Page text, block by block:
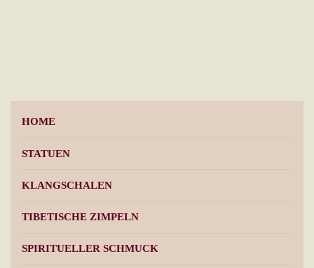
HOME
STATUEN
KLANGSCHALEN
TIBETISCHE ZIMPELN
SPIRITUELLER SCHMUCK